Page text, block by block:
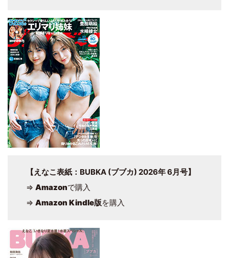
【えなこ表紙：BUBKA (ブブカ) 2026年 6月号】
⇒ Amazonで購入
⇒ Amazon Kindle版を購入